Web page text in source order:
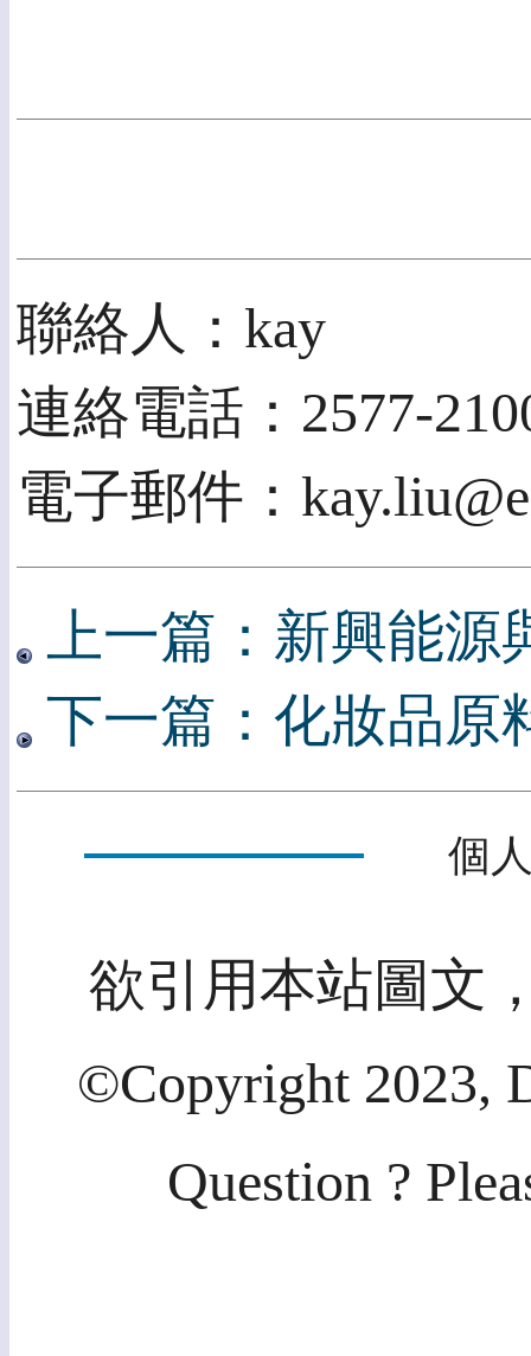
聯絡人：kay
連絡電話：2577-
電子郵件：
上一篇：新興能
下一篇：化妝品原
個
欲引用本站圖文
©Copyright 2023,
Question ?